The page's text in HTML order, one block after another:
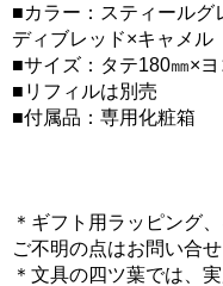
■カラー：スティールグ
ディブレッド×キャメル
■サイズ：タテ180㎜×
■リフィルは別売
■付属品：専用化粧箱
＊ギフト用ラッピング
ご不明の点はお問い合せ
＊文具の四ツ葉では、